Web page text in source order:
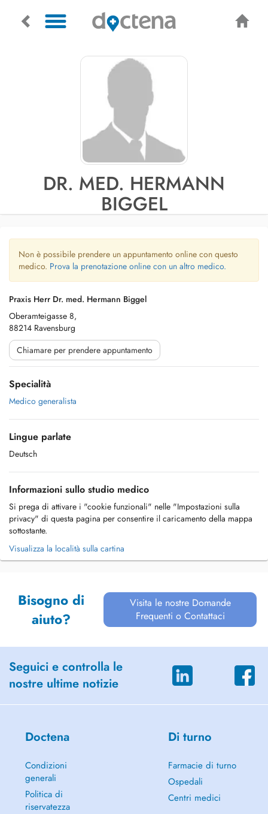
DR. MED. HERMANN
BIGGEL
Non è possibile prendere un appuntamento online con questo
medico. Prova la prenotazione online con un altro medico.
Praxis Herr Dr. med. Hermann Biggel
Oberamteigasse 8,
88214 Ravensburg
Chiamare per prendere appuntamento
Specialità
Medico generalista
Lingue parlate
Deutsch
Informazioni sullo studio medico
Si prega di attivare i "cookie funzionali" nelle "Impostazioni sulla
privacy" di questa pagina per consentire il caricamento della mappa
sottostante.
Visualizza la località sulla cartina
Bisogno di
aiuto?
Visita le nostre Domande
Frequenti o Contattaci
Seguici e controlla le
nostre ultime notizie
Doctena
Condizioni
generali
Politica di
riservatezza
Di turno
Farmacie di turno
Ospedali
Centri medici